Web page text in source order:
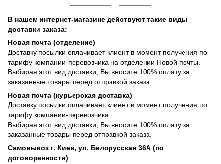
В нашем интернет-магазине действуют такие виды
доставки заказа:
Новая почта (отделение)
Доставку посылки оплачивает клиент в момент получения по
тарифу компании-перевозчика на отделении Новой почты.
Выбирая этот вид доставки, Вы вносите 100% оплату за
заказанные товары перед отправкой заказа.
Новая почта (курьерская доставка)
Доставку посылки оплачивает клиент в момент получения по
тарифу компании-перевозчика.
Выбирая этот вид доставки, Вы вносите 100% оплату за
заказанные товары перед отправкой заказа.
Самовывоз г. Киев, ул. Белорусская 36А (по
договоренности)